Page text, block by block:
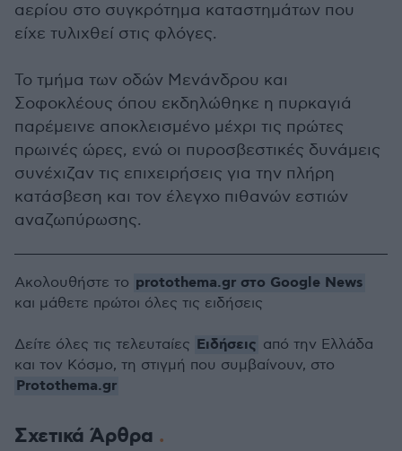
αερίου στο συγκρότημα καταστημάτων που
είχε τυλιχθεί στις φλόγες.
Το τμήμα των οδών Μενάνδρου και
Σοφοκλέους όπου εκδηλώθηκε η πυρκαγιά
παρέμεινε αποκλεισμένο μέχρι τις πρώτες
πρωινές ώρες, ενώ οι πυροσβεστικές δυνάμεις
συνέχιζαν τις επιχειρήσεις για την πλήρη
κατάσβεση και τον έλεγχο πιθανών εστιών
αναζωπύρωσης.
Σχετικά Άρθρα
Ακολουθήστε το protothema.gr στο Google News
και μάθετε πρώτοι όλες τις ειδήσεις
Δείτε όλες τις τελευταίες Ειδήσεις από την Ελλάδα
και τον Κόσμο, τη στιγμή που συμβαίνουν, στο
Protothema.gr